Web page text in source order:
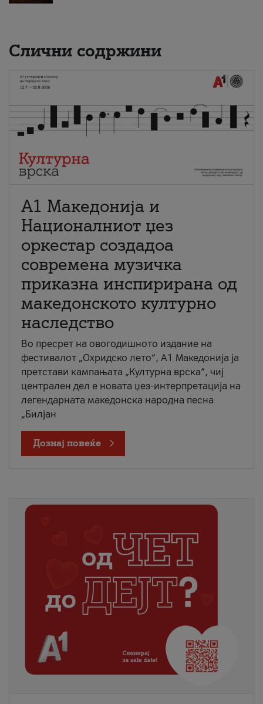
Слични содржини
А1 Македонија и
Националниот џез
оркестар создадоа
современа музичка
приказна инспирирана од
македонското културно
наследство
Во пресрет на овогодишното издание на
фестивалот „Охридско лето“, А1 Македонија ја
претстави кампањата „Културна врска“, чиј
централен дел е новата џез-интерпретација на
легендарната македонска народна песна
„Билјан
Дознај повеќе